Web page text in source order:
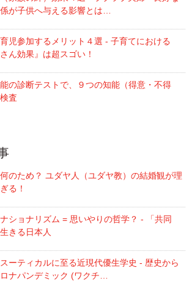
が子供へ与える影響とは…
児参加するメリット４選 - 子育てにおける
さん効果』は超スゴい！
の診断テストで、９つの知能（得意・不得
査
のため？ ユダヤ人（ユダヤ教）の結婚観が理
る！
ショナリズム = 思いやりの哲学？ - 「共同
きる日本人
ーティカルに至る近現代優生学史 - 歴史から
ナパンデミック (ワクチ…